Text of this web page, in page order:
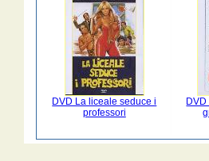
DVD La liceale seduce i
professori